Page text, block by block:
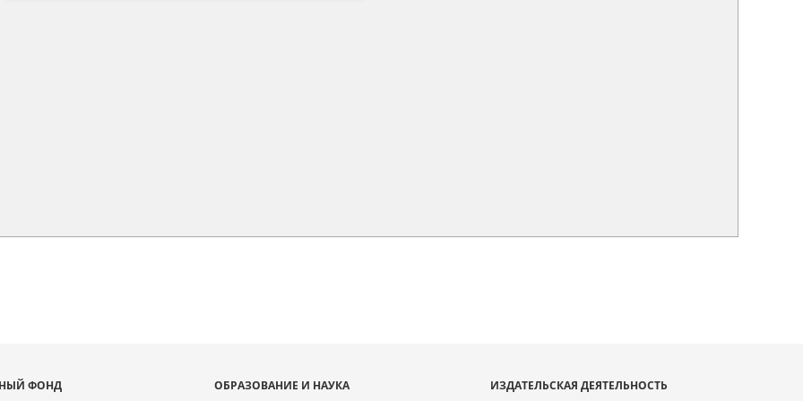
ФОНД ОБРАЗОВАНИЕ И НАУКА ИЗДАТЕЛЬСКАЯ ДЕЯТЕЛЬНОСТЬ